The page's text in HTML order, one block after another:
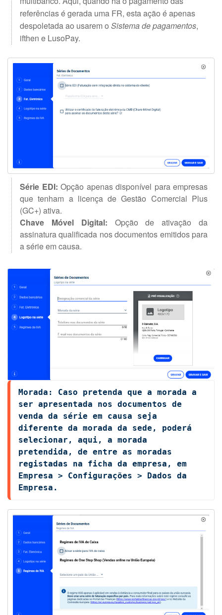
referências é gerada uma FR, esta ação é apenas
despoletada ao usarem o Sistema de pagamentos,
ifthen e LusoPay.
Série EDI: Opção apenas disponível para empresas
que tenham a licença de Gestão Comercial Plus
(GC+) ativa.
Chave Móvel Digital: Opção de ativação da
assinatura qualificada nos documentos emitidos para
a série em causa.
Morada: Caso pretenda que a morada a
ser apresentada nos documentos de
venda da série em causa seja
diferente da morada da sede, poderá
selecionar, aqui, a morada
pretendida, de entre as moradas
registadas na ficha da empresa, em
Empresa > Configurações > Dados da
Empresa.